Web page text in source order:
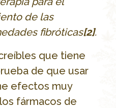
de las
fibróticas[2].
que tiene
de que usar
efectos muy
fármacos de